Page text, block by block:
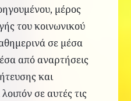
, μέρος
του κοινωνικού
σε μέσα
από αναρτήσεις
και
σε αυτές τις